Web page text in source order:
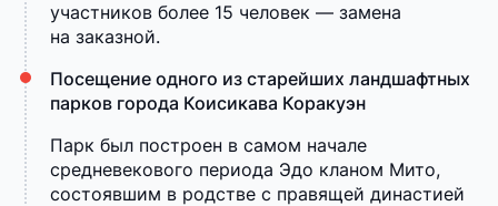
участников более 15 человек — замена
на заказной.
Посещение одного из старейших ландшафтных
парков города Коисикава Коракуэн
Парк был построен в самом начале
средневекового периода Эдо кланом Мито,
состоявшим в родстве с правящей династией